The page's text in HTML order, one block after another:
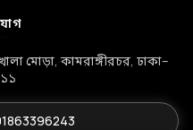
মোড়া, কামরাঙ্গীরচর, ঢাকা–